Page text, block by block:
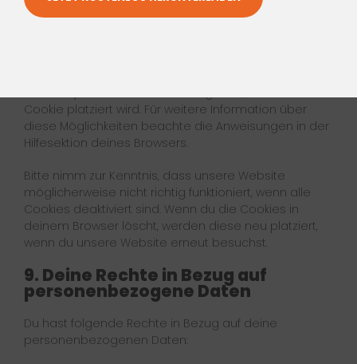
Du kannst deinen Internetbrowser verwenden um
Cookie platziert wird. Für weitere Information über
diese Möglichkeiten beachte die Anweisungen in der
Hilfesektion deines Browsers.
Bitte nimm zur Kenntnis, dass unsere Website
möglicherweise nicht richtig funktioniert, wenn alle
Cookies deaktiviert sind. Wenn du die Cookies in
deinem Browser löscht, werden diese neu platziert,
wenn du unsere Website erneut besuchst.
9. Deine Rechte in Bezug auf
personenbezogene Daten
Du hast folgende Rechte in Bezug auf deine
personenbezogenen Daten: